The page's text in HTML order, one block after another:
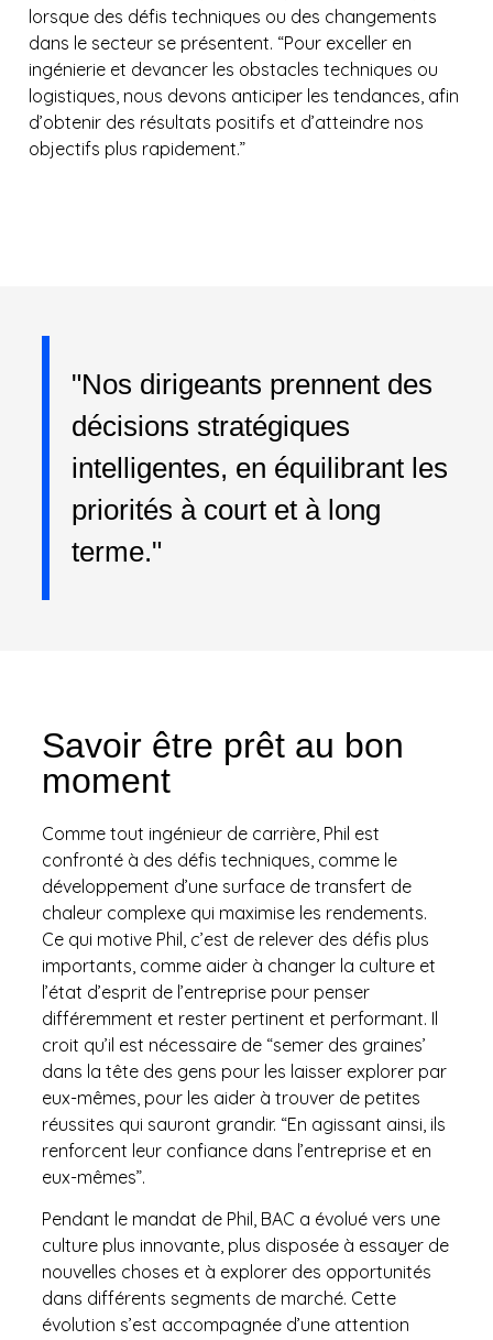
lorsque des défis techniques ou des changements
dans le secteur se présentent. “Pour exceller en
ingénierie et devancer les obstacles techniques ou
logistiques, nous devons anticiper les tendances, afin
d’obtenir des résultats positifs et d’atteindre nos
objectifs plus rapidement.”
"Nos dirigeants prennent des
décisions stratégiques
intelligentes, en équilibrant les
priorités à court et à long
terme."
Savoir être prêt au bon
moment
Comme tout ingénieur de carrière, Phil est
confronté à des défis techniques, comme le
développement d’une surface de transfert de
chaleur complexe qui maximise les rendements.
Ce qui motive Phil, c’est de relever des défis plus
importants, comme aider à changer la culture et
l’état d’esprit de l’entreprise pour penser
différemment et rester pertinent et performant. Il
croit qu’il est nécessaire de “semer des graines’
dans la tête des gens pour les laisser explorer par
eux-mêmes, pour les aider à trouver de petites
réussites qui sauront grandir. “En agissant ainsi, ils
renforcent leur confiance dans l’entreprise et en
eux-mêmes”.
Pendant le mandat de Phil, BAC a évolué vers une
culture plus innovante, plus disposée à essayer de
nouvelles choses et à explorer des opportunités
dans différents segments de marché. Cette
évolution s’est accompagnée d’une attention